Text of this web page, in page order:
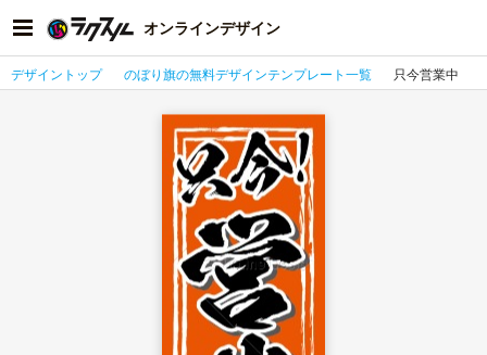
オンラインデザイン
デザイントップ のぼり旗の無料デザインテンプレート一覧 只今営業中